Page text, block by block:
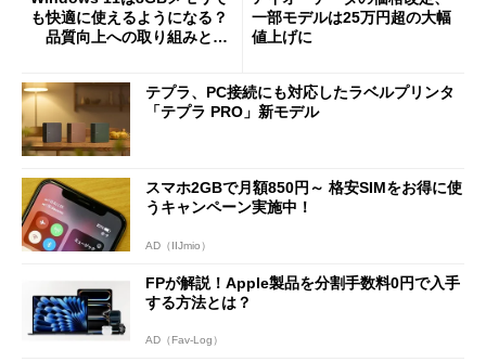
も快適に使えるようになる？
品質向上への取り組みと
一部モデルは25万円超の大幅
値上げに
テプラ、PC接続にも対応したラベルプリンタ
「テプラ PRO」新モデル
スマホ2GBで月額850円～ 格安SIMをお得に使
うキャンペーン実施中！
AD（IIJmio）
FPが解説！Apple製品を分割手数料0円で入手
する方法とは？
AD（Fav-Log）